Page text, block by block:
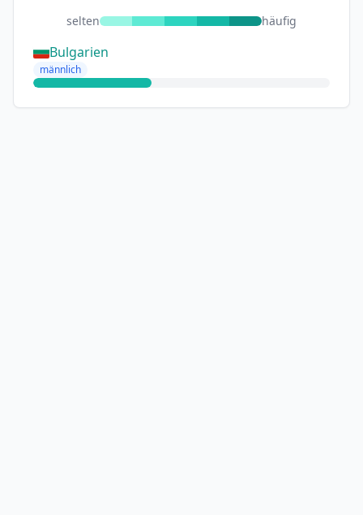
selten häufig
Bulgarien
männlich